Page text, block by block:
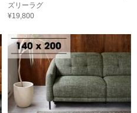
ズリーラグ
¥19,800